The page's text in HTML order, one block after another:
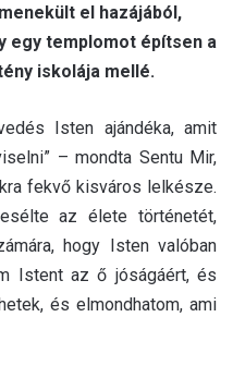
el hazájából,
egy templomot építsen a
iskolája mellé.
Isten ajándéka, amit
– mondta Sentu Mir,
fekvő kisváros lelkésze.
az élete történetét,
hogy Isten valóban
Istent az ő jóságáért, és
és elmondhatom, ami